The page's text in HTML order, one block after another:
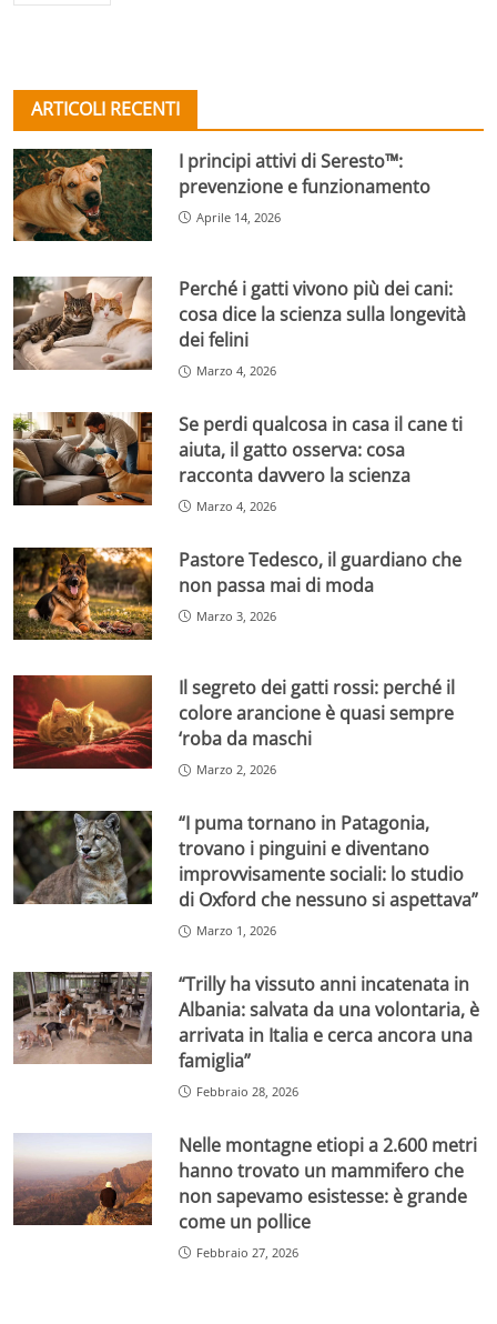
ARTICOLI RECENTI
I principi attivi di Seresto™:
prevenzione e funzionamento
Aprile 14, 2026
Perché i gatti vivono più dei cani:
cosa dice la scienza sulla longevità
dei felini
Marzo 4, 2026
Se perdi qualcosa in casa il cane ti
aiuta, il gatto osserva: cosa
racconta davvero la scienza
Marzo 4, 2026
Pastore Tedesco, il guardiano che
non passa mai di moda
Marzo 3, 2026
Il segreto dei gatti rossi: perché il
colore arancione è quasi sempre
‘roba da maschi
Marzo 2, 2026
“I puma tornano in Patagonia,
trovano i pinguini e diventano
improvvisamente sociali: lo studio
di Oxford che nessuno si aspettava”
Marzo 1, 2026
“Trilly ha vissuto anni incatenata in
Albania: salvata da una volontaria, è
arrivata in Italia e cerca ancora una
famiglia”
Febbraio 28, 2026
Nelle montagne etiopi a 2.600 metri
hanno trovato un mammifero che
non sapevamo esistesse: è grande
come un pollice
Febbraio 27, 2026